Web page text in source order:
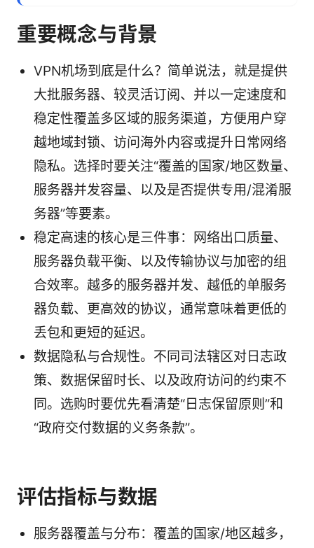
重要概念与背景
VPN机场到底是什么？简单说法，就是提供
大批服务器、较灵活订阅、并以一定速度和
稳定性覆盖多区域的服务渠道，方便用户穿
越地域封锁、访问海外内容或提升日常网络
隐私。选择时要关注“覆盖的国家/地区数量、
服务器并发容量、以及是否提供专用/混淆服
务器”等要素。
稳定高速的核心是三件事：网络出口质量、
服务器负载平衡、以及传输协议与加密的组
合效率。越多的服务器并发、越低的单服务
器负载、更高效的协议，通常意味着更低的
丢包和更短的延迟。
数据隐私与合规性。不同司法辖区对日志政
策、数据保留时长、以及政府访问的约束不
同。选购时要优先看清楚“日志保留原则”和
“政府交付数据的义务条款”。
评估指标与数据
服务器覆盖与分布：覆盖的国家/地区越多，